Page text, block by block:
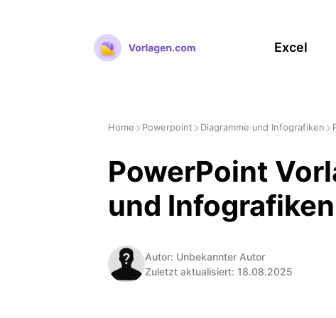
Excel
Home Powerpoint Diagramme und Infografiken
PowerPoint
und Infografiken
Autor: Unbekannter Autor
Zuletzt aktualisiert: 18.08.2025